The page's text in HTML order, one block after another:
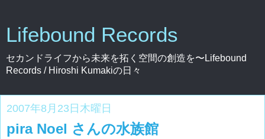
Lifebound Records
セカンドライフから未来を拓く空間の創造を〜Lifebound
Records / Hiroshi Kumakiの日々
2007年8月23日木曜日
pira Noel さんの水族館